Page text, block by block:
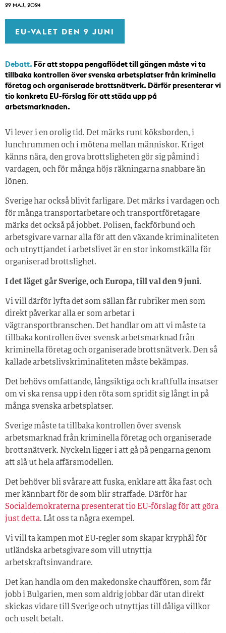
29 MAJ, 2024
EU-VALET DEN 9 JUNI
Debatt. För att stoppa pengaflödet till gängen måste vi ta
tillbaka kontrollen över svenska arbetsplatser från kriminella
företag och organiserade brottsnätverk. Därför presenterar vi
tio konkreta EU-förslag för att städa upp på
arbetsmarknaden.
Vi lever i en orolig tid. Det märks runt köksborden, i
lunchrummen och i mötena mellan människor. Kriget
känns nära, den grova brottsligheten gör sig påmind i
vardagen, och för många höjs räkningarna snabbare än
lönen.
Sverige har också blivit farligare. Det märks i vardagen och
för många transportarbetare och transportföretagare
märks det också på jobbet. Polisen, fackförbund och
arbetsgivare varnar alla för att den växande kriminaliteten
och utnyttjandet i arbetslivet är en stor inkomstkälla för
organiserad brottslighet.
I det läget går Sverige, och Europa, till val den 9 juni.
Vi vill därför lyfta det som sällan får rubriker men som
direkt påverkar alla er som arbetar i
vägtransportbranschen. Det handlar om att vi måste ta
tillbaka kontrollen över svensk arbetsmarknad från
kriminella företag och organiserade brottsnätverk. Den så
kallade arbetslivskriminaliteten måste bekämpas.
Det behövs omfattande, långsiktiga och kraftfulla insatser
om vi ska rensa upp i den röta som spridit sig långt in på
många svenska arbetsplatser.
Sverige måste ta tillbaka kontrollen över svensk
arbetsmarknad från kriminella företag och organiserade
brottsnätverk. Nyckeln ligger i att gå på pengarna genom
att slå ut hela affärsmodellen.
Det behöver bli svårare att fuska, enklare att åka fast och
mer kännbart för de som blir straffade. Därför har
Socialdemokraterna presenterat tio EU-förslag för att göra
just detta. Låt oss ta några exempel.
Vi vill ta kampen mot EU-regler som skapar kryphål för
utländska arbetsgivare som vill utnyttja
arbetskraftsinvandrare.
Det kan handla om den makedonske chauffören, som får
jobb i Bulgarien, men som aldrig jobbar där utan direkt
skickas vidare till Sverige och utnyttjas till dåliga villkor
och uselt betalt.